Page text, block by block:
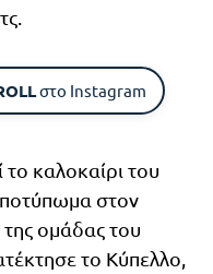
στο Instagram
καλοκαίρι του
στον
ομάδας του
το Κύπελλο,